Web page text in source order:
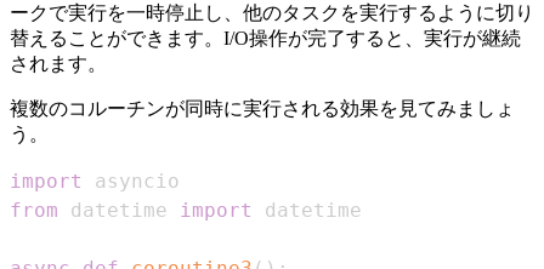
ークで実行を一時停止し、他のタスクを実行するように切り
替えることができます。I/O操作が完了すると、実行が継続
されます。
複数のコルーチンが同時に実行される効果を見てみましょ
う。
import
from datetime import